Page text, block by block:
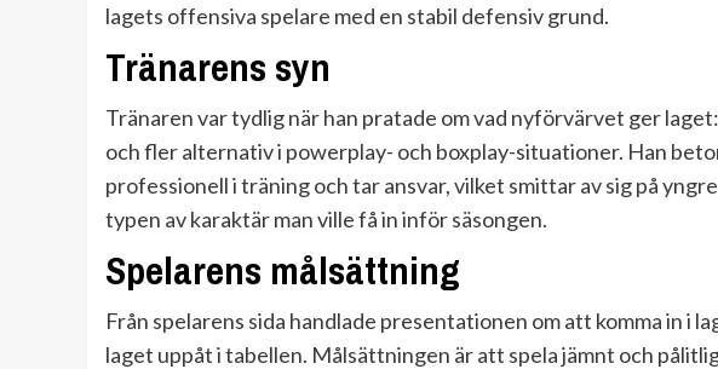
lagets offensiva spelare med en stabil defensiv grund.
Tränarens syn
Tränaren var tydlig när han pratade om vad nyförvärvet ger
och fler alternativ i powerplay- och boxplay-situationer. Han
professionell i träning och tar ansvar, vilket smittar av sig på
typen av karaktär man ville få in inför säsongen.
Spelarens målsättning
Från spelarens sida handlade presentationen om att komma in i
laget uppåt i tabellen. Målsättningen är att spela jämnt och